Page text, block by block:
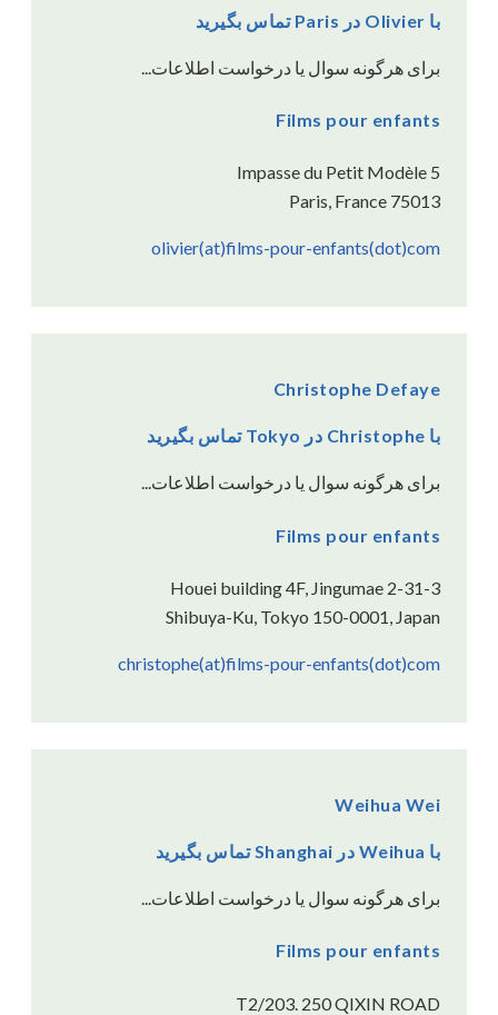
با Olivier در Paris تماس بگیرید
برای هرگونه سوال یا درخواست اطلاعات...
Films pour enfants
5 Impasse du Petit Modèle
75013 Paris, France
olivier(at)films-pour-enfants(dot)com
Christophe Defaye
با Christophe در Tokyo تماس بگیرید
برای هرگونه سوال یا درخواست اطلاعات...
Films pour enfants
2-31-3 Houei building 4F, Jingumae
Shibuya-Ku, Tokyo 150-0001, Japan
christophe(at)films-pour-enfants(dot)com
Weihua Wei
با Weihua در Shanghai تماس بگیرید
برای هرگونه سوال یا درخواست اطلاعات...
Films pour enfants
T2/203. 250 QIXIN ROAD